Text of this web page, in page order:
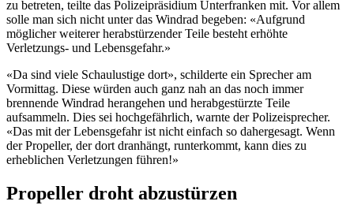
zu betreten, teilte das Polizeipräsidium Unterfranken mit. Vor allem
solle man sich nicht unter das Windrad begeben: «Aufgrund
möglicher weiterer herabstürzender Teile besteht erhöhte
Verletzungs- und Lebensgefahr.»
«Da sind viele Schaulustige dort», schilderte ein Sprecher am
Vormittag. Diese würden auch ganz nah an das noch immer
brennende Windrad herangehen und herabgestürzte Teile
aufsammeln. Dies sei hochgefährlich, warnte der Polizeisprecher.
«Das mit der Lebensgefahr ist nicht einfach so dahergesagt. Wenn
der Propeller, der dort dranhängt, runterkommt, kann dies zu
erheblichen Verletzungen führen!»
Propeller droht abzustürzen